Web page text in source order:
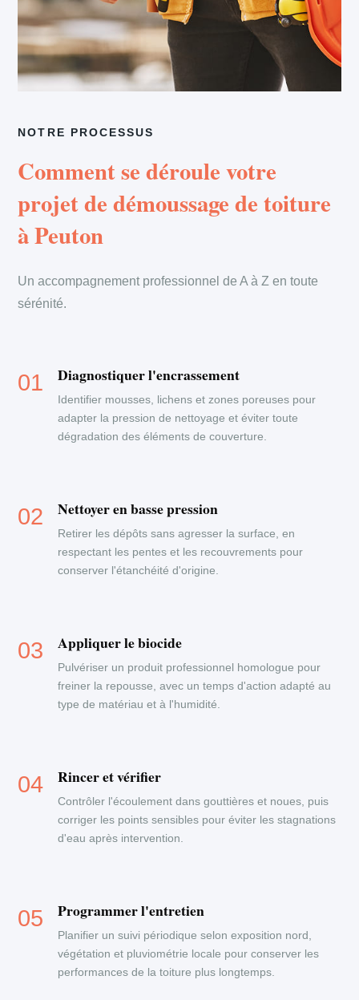
NOTRE PROCESSUS
Comment se déroule votre
projet de démoussage de toiture
à Peuton
Un accompagnement professionnel de A à Z en toute
sérénité.
Diagnostiquer l'encrassement
Identifier mousses, lichens et zones poreuses pour
adapter la pression de nettoyage et éviter toute
dégradation des éléments de couverture.
Nettoyer en basse pression
Retirer les dépôts sans agresser la surface, en
respectant les pentes et les recouvrements pour
conserver l'étanchéité d'origine.
Appliquer le biocide
Pulvériser un produit professionnel homologue pour
freiner la repousse, avec un temps d'action adapté au
type de matériau et à l'humidité.
Rincer et vérifier
Contrôler l'écoulement dans gouttières et noues, puis
corriger les points sensibles pour éviter les stagnations
d'eau après intervention.
Programmer l'entretien
Planifier un suivi périodique selon exposition nord,
végétation et pluviométrie locale pour conserver les
performances de la toiture plus longtemps.